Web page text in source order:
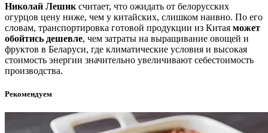
Николай Лешик считает, что ожидать от белорусских
огурцов цену ниже, чем у китайских, слишком наивно. По его
словам, транспортировка готовой продукции из Китая может
обойтись дешевле, чем затраты на выращивание овощей и
фруктов в Беларуси, где климатические условия и высокая
стоимость энергии значительно увеличивают себестоимость
производства.
Рекомендуем